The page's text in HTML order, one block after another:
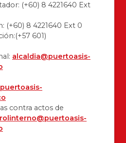
(+60) 8 4221640 Ext
(+60) 8 4221640 Ext 0
601)
alcaldia@puertoasis-
contra actos de